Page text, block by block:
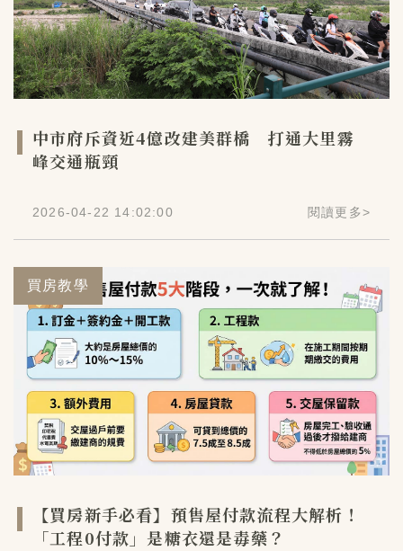
中市府斥資近4億改建美群橋 打通大里霧
峰交通瓶頸
2026-04-22 14:02:00 閱讀更多>
買房教學
【買房新手必看】預售屋付款流程大解析！
「工程0付款」是糖衣還是毒藥？